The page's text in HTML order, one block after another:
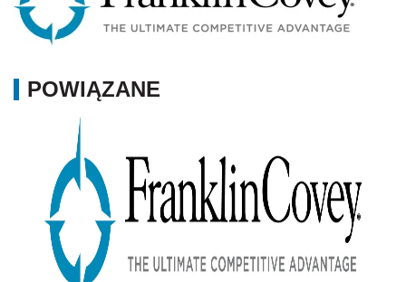
POWIĄZANE